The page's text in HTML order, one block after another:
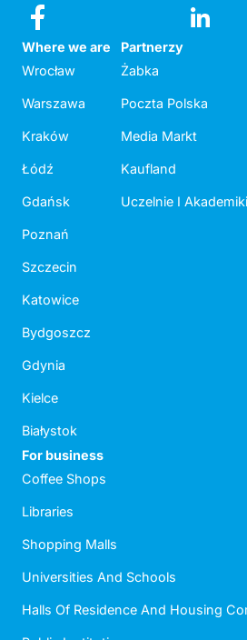
Where we are
Wrocław
Warszawa
Kraków
Łódź
Gdańsk
Poznań
Szczecin
Katowice
Bydgoszcz
Gdynia
Kielce
Białystok
Partnerzy
Żabka
Poczta Polska
Media Markt
Kaufland
Uczelnie I Akademiki
For business
Coffee Shops
Libraries
Shopping Malls
Universities And Schools
Halls Of Residence And Housing